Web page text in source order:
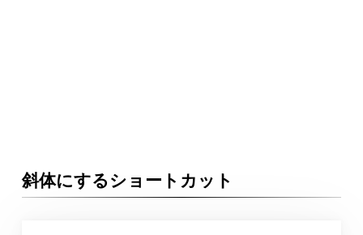
斜体にするショートカット